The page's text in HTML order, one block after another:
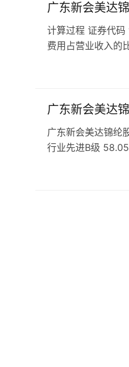
广东新会美达
计算过程 证券代
费用占营业收入的
广东新会美达
广东新会美达锦纶
行业先进B级